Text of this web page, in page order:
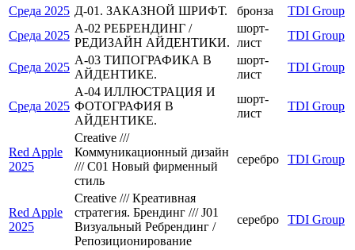
Среда 2025 Д-01. ЗАКАЗНОЙ ШРИФТ. бронза
TDI Group
Среда 2025
A-02 РЕБРЕНДИНГ /
РЕДИЗАЙН АЙДЕНТИКИ.
шорт-
лист
TDI Group
Среда 2025
A-03 ТИПОГРАФИКА В
АЙДЕНТИКЕ.
шорт-
лист
TDI Group
Среда 2025
A-04 ИЛЛЮСТРАЦИЯ И
ФОТОГРАФИЯ В
АЙДЕНТИКЕ.
шорт-
лист
TDI Group
Red Apple
2025
Creative ///
Коммуникационный дизайн
/// C01 Новый фирменный
стиль
серебро TDI Group
Red Apple
2025
Creative /// Креативная
стратегия. Брендинг /// J01
Визуальный Ребрендинг /
Репозиционирование
серебро TDI Group